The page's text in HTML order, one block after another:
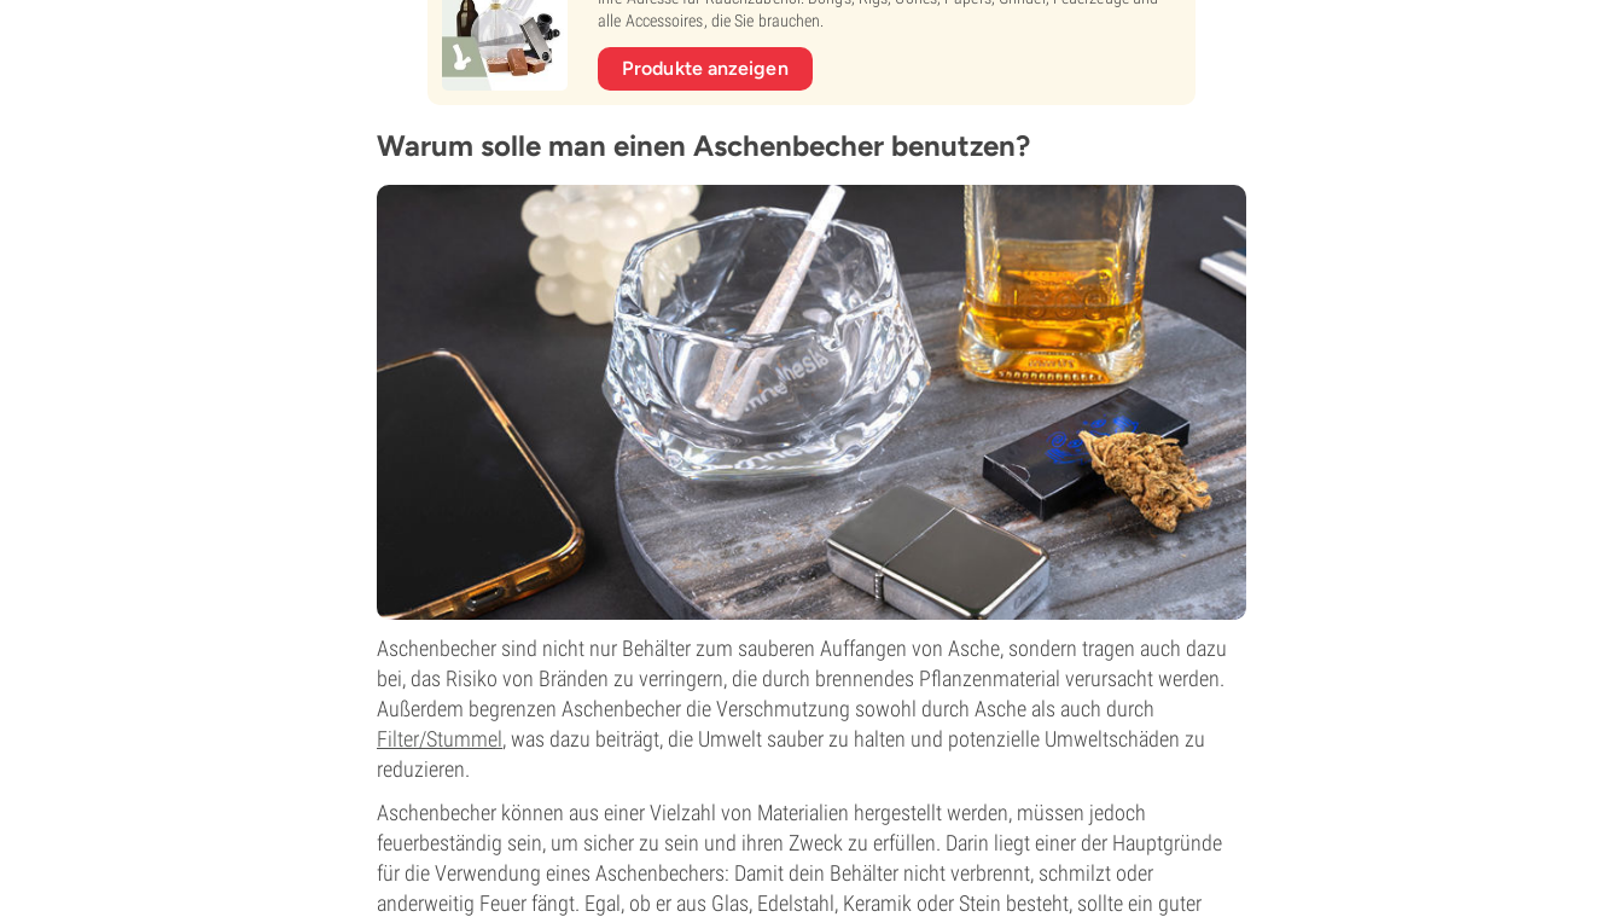
alle Accessoires, die Sie brauchen.
Produkte anzeigen
Warum solle man einen Aschenbecher benutzen?
Aschenbecher sind nicht nur Behälter zum sauberen Auffangen von Asche, sondern tragen auch dazu
bei, das Risiko von Bränden zu verringern, die durch brennendes Pflanzenmaterial verursacht werden.
Außerdem begrenzen Aschenbecher die Verschmutzung sowohl durch Asche als auch durch
Filter/Stummel, was dazu beiträgt, die Umwelt sauber zu halten und potenzielle Umweltschäden zu
reduzieren.
Aschenbecher können aus einer Vielzahl von Materialien hergestellt werden, müssen jedoch
feuerbeständig sein, um sicher zu sein und ihren Zweck zu erfüllen. Darin liegt einer der Hauptgründe
für die Verwendung eines Aschenbechers: Damit dein Behälter nicht verbrennt, schmilzt oder
anderweitig Feuer fängt. Egal, ob er aus Glas, Edelstahl, Keramik oder Stein besteht, sollte ein guter